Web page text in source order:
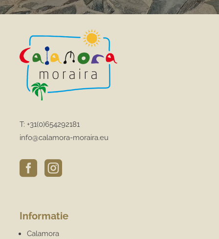
T:+31(0)654292181
info@calamora-moraira.eu
 
Informatie
Calamora